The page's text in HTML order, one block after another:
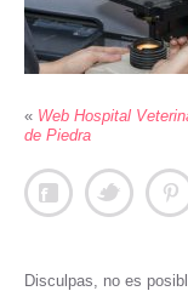
« Web Hospital
de Piedra
Disculpas, no es